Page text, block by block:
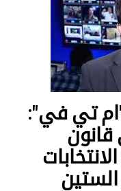
تي في":
قانون